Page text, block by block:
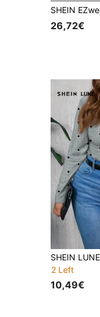
26,72€
2 Left
10,49€